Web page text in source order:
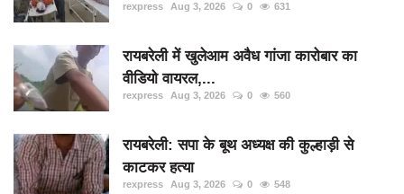
rexpress Aug 3, 2026 0 631
रायबरेली में खुलेआम अवैध गांजा कारोबार का
वीडियो वायरल,...
rexpress Aug 3, 2026 0 560
रायबरेली: सपा के बूथ अध्यक्ष की कुल्हाड़ी से
काटकर हत्या
rexpress Aug 3, 2026 0 548